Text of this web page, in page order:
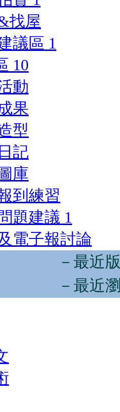
找屋
議區 1
10
動
果
型
記
庫
到練習
題建議 1
電子報討論
－最近
－最近